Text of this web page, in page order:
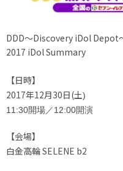
DDD〜Discovery iDol Depot
2017 iDol Summary
【日時】
2017年12月30日(土)
11:30開場／12:00開演
【会場】
白金高輪 SELENE b2